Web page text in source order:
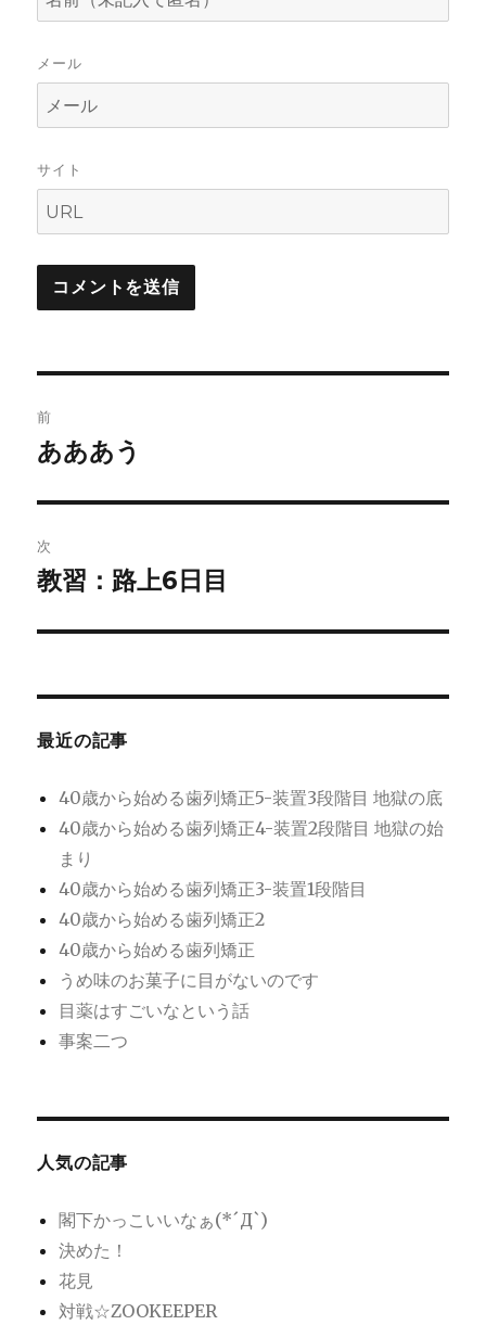
メール
サイト
稿
ビ
ゲ
ー
前
前
投
稿:
あああう
次
次
投
教習：路上6日目
最近の記事
40歳から始める歯列矯正5-装置3段階目 地獄の底
40歳から始める歯列矯正4-装置2段階目 地獄の始
まり
40歳から始める歯列矯正3-装置1段階目
40歳から始める歯列矯正2
40歳から始める歯列矯正
うめ味のお菓子に目がないのです
目薬はすごいなという話
事案二つ
人気の記事
閣下かっこいいなぁ(*´Д`)
決めた！
花見
対戦☆ZOOKEEPER